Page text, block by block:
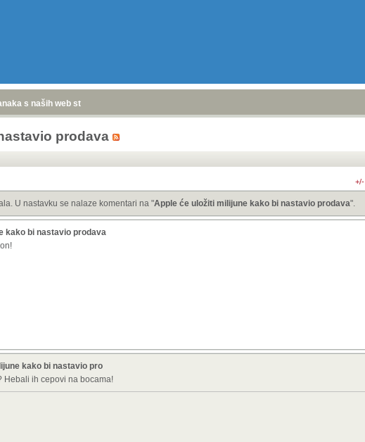
s naših web stranica
prodava
U nastavku se nalaze komentari na "Apple će uložiti milijune kako bi nastavio prodava".
kako bi nastavio prodava
kako bi nastavio pro
Hebali ih cepovi na bocama!